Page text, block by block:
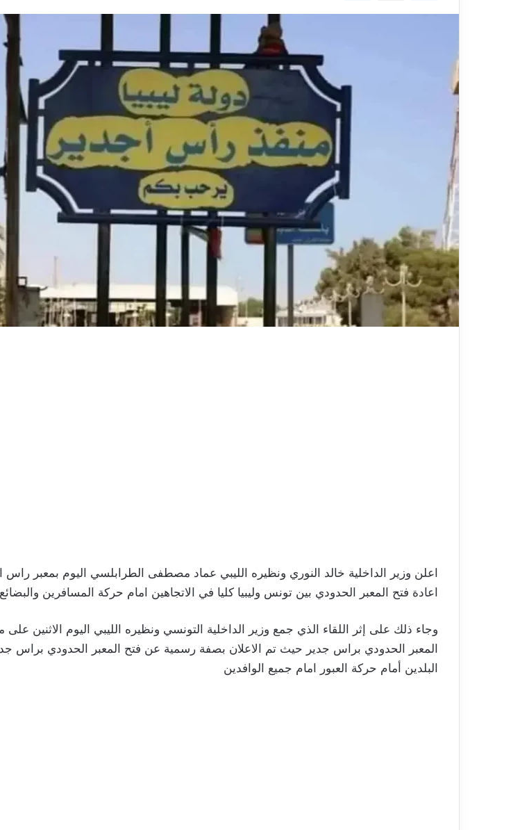
اعلن وزير الداخلية خالد النوري ونظيره الليبي عماد مصطفى الطرابلسي اليوم بمعبر راس
اعادة فتح المعبر الحدودي بين تونس وليبيا كليا في الاتجاهين امام حركة المسافرين
وجاء ذلك على إثر اللقاء الذي جمع وزير الداخلية التونسي ونظيره الليبي اليوم الاثنين
المعبر الحدودي براس جدير حيث تم الاعلان بصفة رسمية عن فتح المعبر الحدودي براس
البلدين أمام حركة العبور امام جميع الوافدين